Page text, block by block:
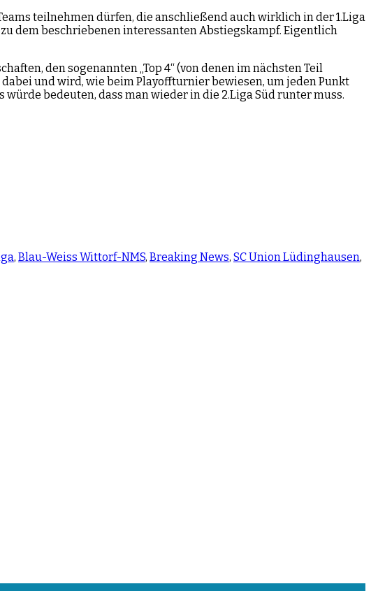
teilnehmen dürfen, die anschließend auch wirklich in der 1.Liga
dem beschriebenen interessanten Abstiegskampf. Eigentlich
den sogenannten „Top 4“ (von denen im nächsten Teil
und wird, wie beim Playoffturnier bewiesen, um jeden Punkt
bedeuten, dass man wieder in die 2.Liga Süd runter muss.
, Blau-Weiss Wittorf-NMS, Breaking News, SC Union Lüdinghausen,